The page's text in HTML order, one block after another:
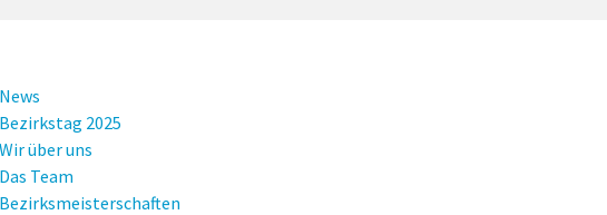
News
Bezirkstag 2025
Wir über uns
Das Team
Bezirksmeisterschaften